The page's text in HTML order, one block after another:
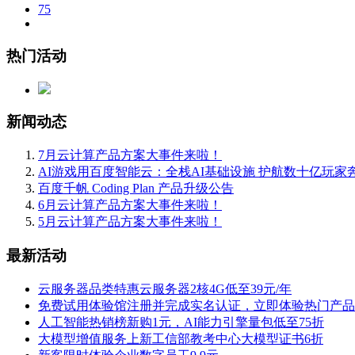
75
热门活动
新闻动态
7月云计算产品方案大事件来啦！
AI游戏用百度智能云：全栈AI基础设施 护航数十亿玩家
百度千帆 Coding Plan 产品升级公告
6月云计算产品方案大事件来啦！
5月云计算产品方案大事件来啦！
最新活动
云服务器品类特惠云服务器2核4G低至39元/年
免费试用体验馆注册并完成实名认证，立即体验热门产品
人工智能热销榜新购1元，AI能力引擎量包低至75折
大模型增值服务上新工信部教考中心大模型证书6折